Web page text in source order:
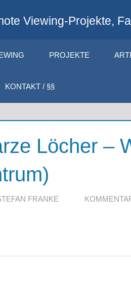
Viewing-Projekte,
PROJEKTE
KONTAKT / §§
Löcher –
FRANKE